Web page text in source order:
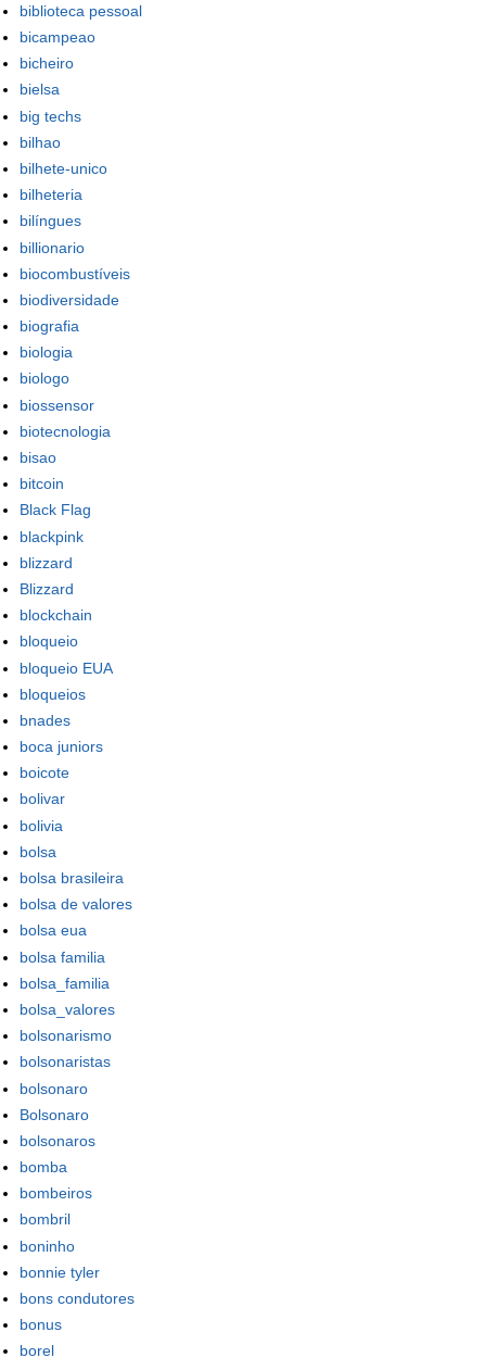
biblioteca pessoal
bicampeao
bicheiro
bielsa
big techs
bilhao
bilhete-unico
bilheteria
bilíngues
billionario
biocombustíveis
biodiversidade
biografia
biologia
biologo
biossensor
biotecnologia
bisao
bitcoin
Black Flag
blackpink
blizzard
Blizzard
blockchain
bloqueio
bloqueio EUA
bloqueios
bnades
boca juniors
boicote
bolivar
bolivia
bolsa
bolsa brasileira
bolsa de valores
bolsa eua
bolsa familia
bolsa_familia
bolsa_valores
bolsonarismo
bolsonaristas
bolsonaro
Bolsonaro
bolsonaros
bomba
bombeiros
bombril
boninho
bonnie tyler
bons condutores
bonus
borel